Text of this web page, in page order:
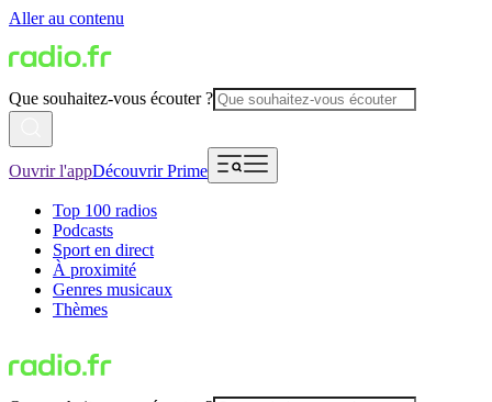
Aller au contenu
Que souhaitez-vous écouter ?
Ouvrir l'appDécouvrir Prime
Top 100 radios
Podcasts
Sport en direct
À proximité
Genres musicaux
Thèmes